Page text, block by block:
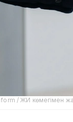
/ ЖИ көмегімен